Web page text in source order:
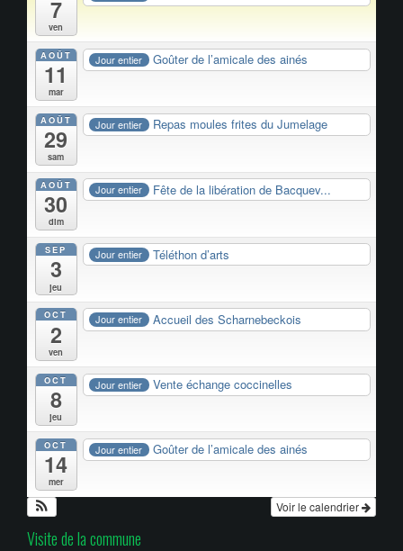
7
ven
AOÛT
11
mar
Jour entier Goûter de l’amicale des ainés
AOÛT
29
sam
Jour entier Repas moules frites du Jumelage
AOÛT
30
dim
Jour entier Fête de la libération de Bacquev...
SEP
3
jeu
Jour entier Téléthon d’arts
OCT
2
ven
Jour entier Accueil des Scharnebeckois
OCT
8
jeu
Jour entier Vente échange coccinelles
OCT
14
mer
Jour entier Goûter de l’amicale des ainés
Voir le calendrier
Visite de la commune